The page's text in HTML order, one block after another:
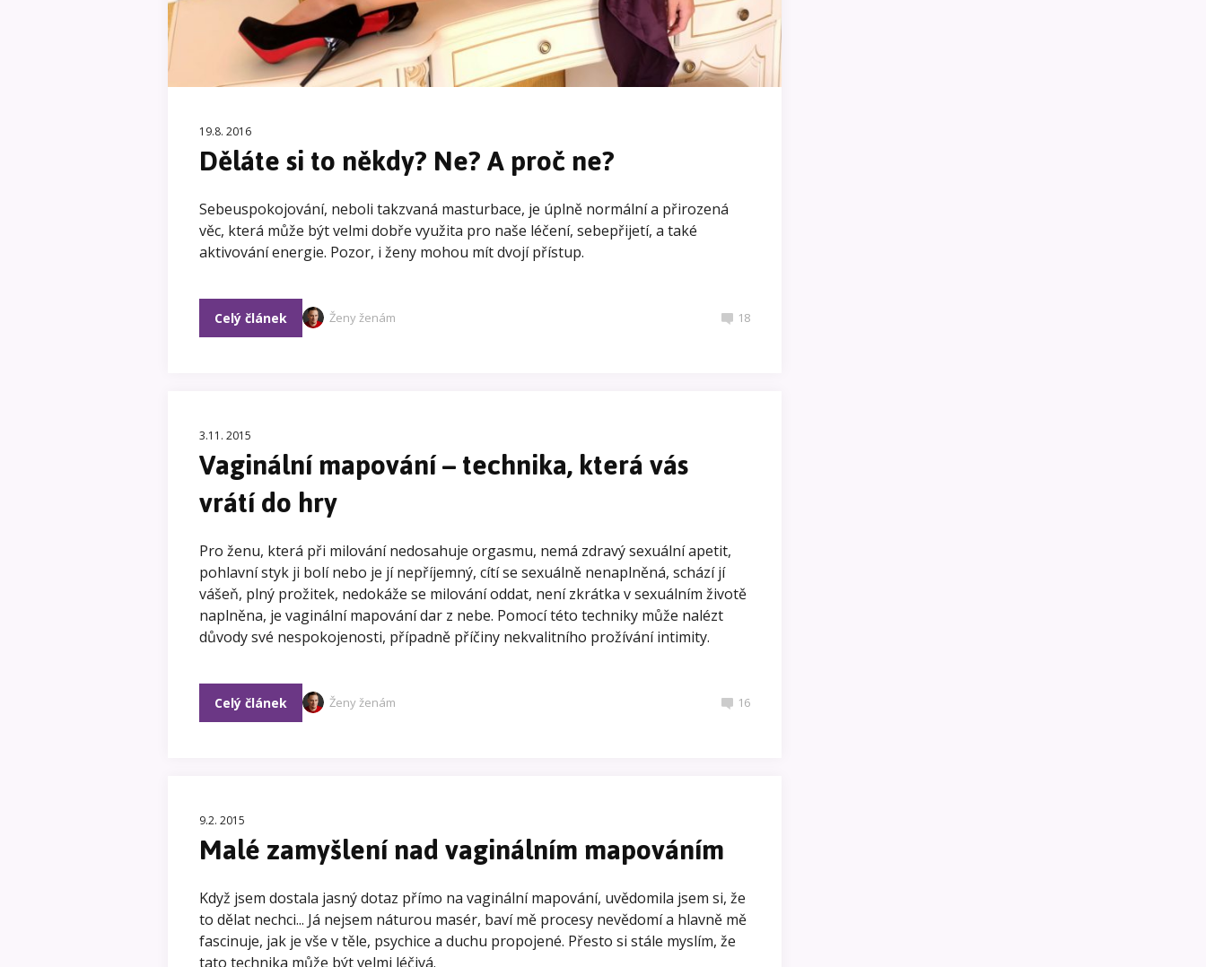
19.8. 2016
Děláte si to někdy? Ne? A proč ne?
Sebeuspokojování, neboli takzvaná masturbace, je úplně normální a přirozená
věc, která může být velmi dobře využita pro naše léčení, sebepřijetí, a také
aktivování energie. Pozor, i ženy mohou mít dvojí přístup.
Celý článek Ženy ženám 18
3.11. 2015
Vaginální mapování – technika, která vás
vrátí do hry
Pro ženu, která při milování nedosahuje orgasmu, nemá zdravý sexuální apetit,
pohlavní styk ji bolí nebo je jí nepříjemný, cítí se sexuálně nenaplněná, schází jí
vášeň, plný prožitek, nedokáže se milování oddat, není zkrátka v sexuálním životě
naplněna, je vaginální mapování dar z nebe. Pomocí této techniky může nalézt
důvody své nespokojenosti, případně příčiny nekvalitního prožívání intimity.
Celý článek Ženy ženám 16
9.2. 2015
Malé zamyšlení nad vaginálním mapováním
Když jsem dostala jasný dotaz přímo na vaginální mapování, uvědomila jsem si, že
to dělat nechci... Já nejsem náturou masér, baví mě procesy nevědomí a hlavně mě
fascinuje, jak je vše v těle, psychice a duchu propojené. Přesto si stále myslím, že
tato technika může být velmi léčivá.